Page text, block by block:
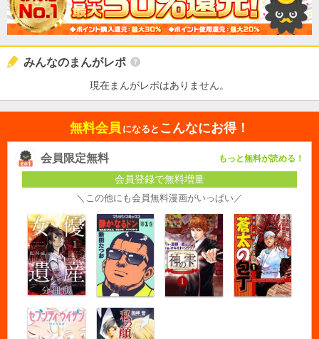
みんなのまんがレポ
現在まんがレポはありません。
無料会員 になると こんなにお得！
会員限定無料 もっと無料が読める！
会員登録で無料増量
＼この他にも会員無料漫画がいっぱい／